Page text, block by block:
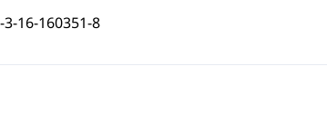
3-16-160351-8